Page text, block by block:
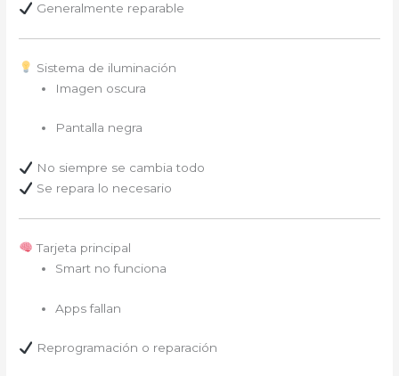
Generalmente reparable
Sistema de iluminación
Imagen oscura
Pantalla negra
No siempre se cambia todo
Se repara lo necesario
Tarjeta principal
Smart no funciona
Apps fallan
Reprogramación o reparación